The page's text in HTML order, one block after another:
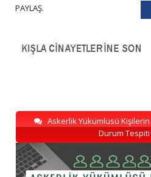
PAYLAŞ.
Askerlik Yükümlüsü Kişilerin
Durum Tespiti